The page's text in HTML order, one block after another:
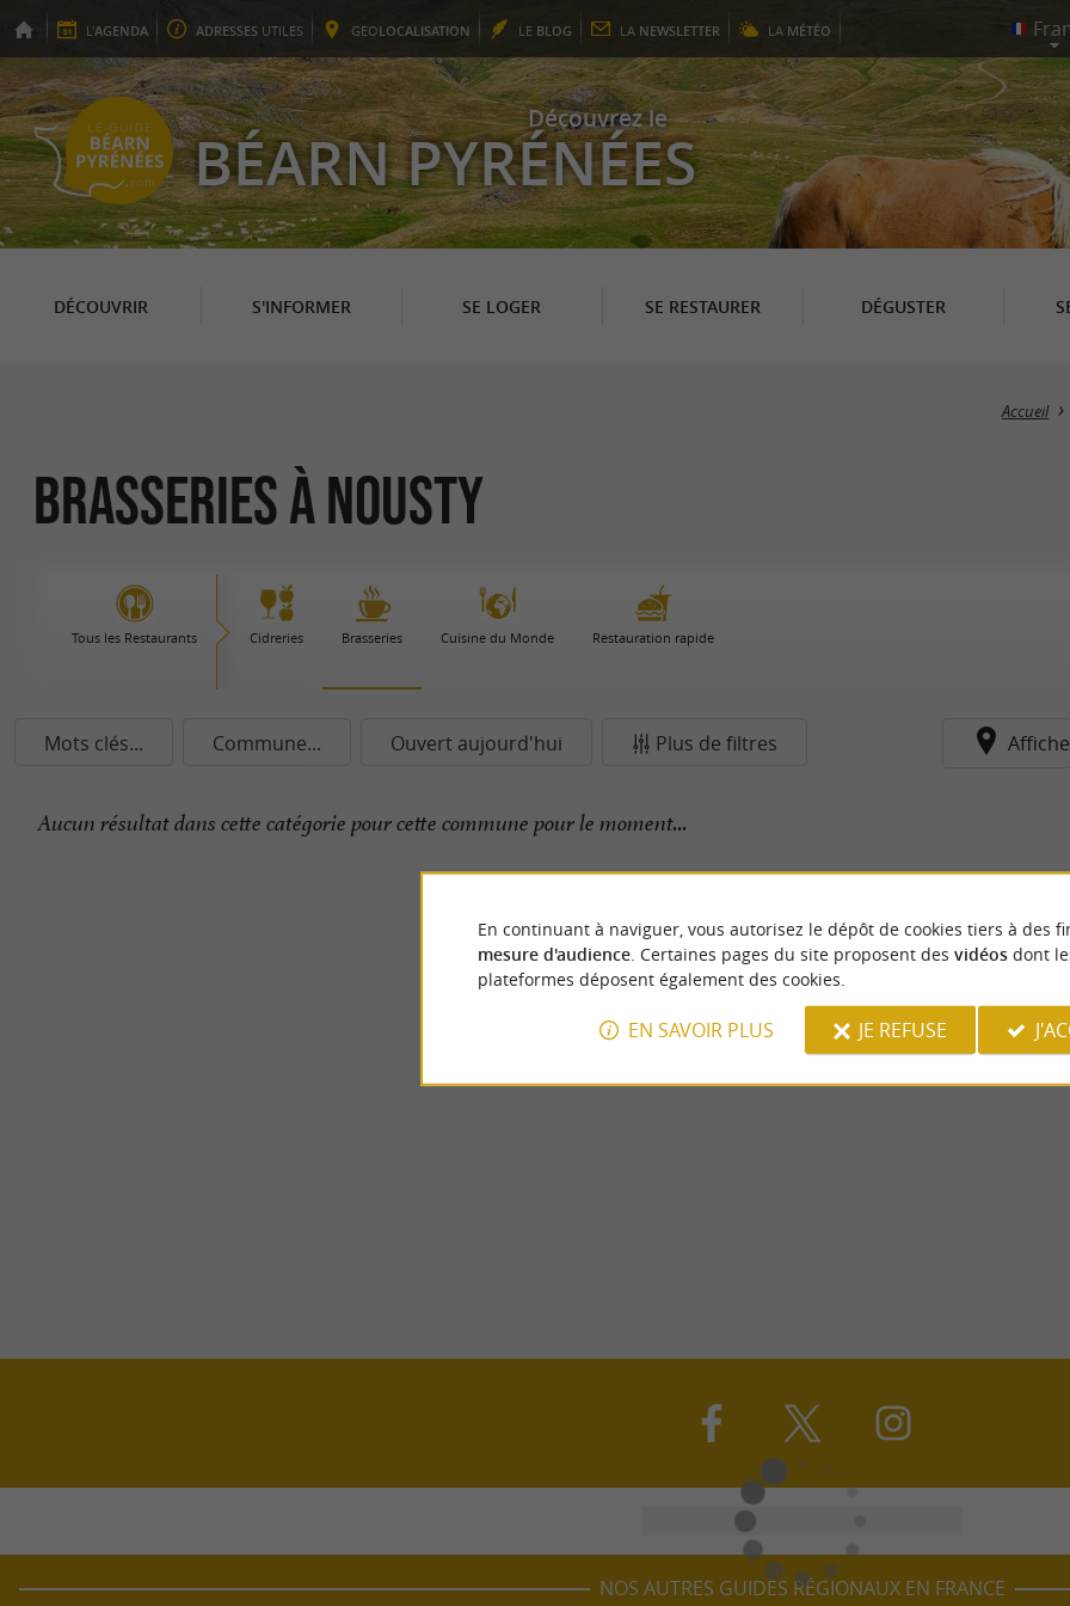
L'AGENDA ADRESSES UTILES GEOLOCALISATION LE BLOG LA NEWSLETTER LA MÉTÉO
Découvrez le
BÉARN PYRÉNÉES
DÉCOUVRIR S'INFORMER SE LOGER SE RESTAURER DÉGUSTER
Accueil
Brasseries à Nousty
Tous les Restaurants Cidreries Brasseries Cuisine du Monde Restauration rapide
Mots clés... Commune... Ouvert aujourd'hui Plus de filtres
Aucun résultat dans cette catégorie pour cette commune pour le moment...
NOS AUTRES GUIDES RÉGIONAUX EN FRANCE
En continuant à naviguer, vous autorisez le dépôt de cookies tiers à des
mesure d'audience. Certaines pages du site proposent des vidéosdont
plateformes déposent également des cookies.
EN SAVOIR PLUS JE REFUSE